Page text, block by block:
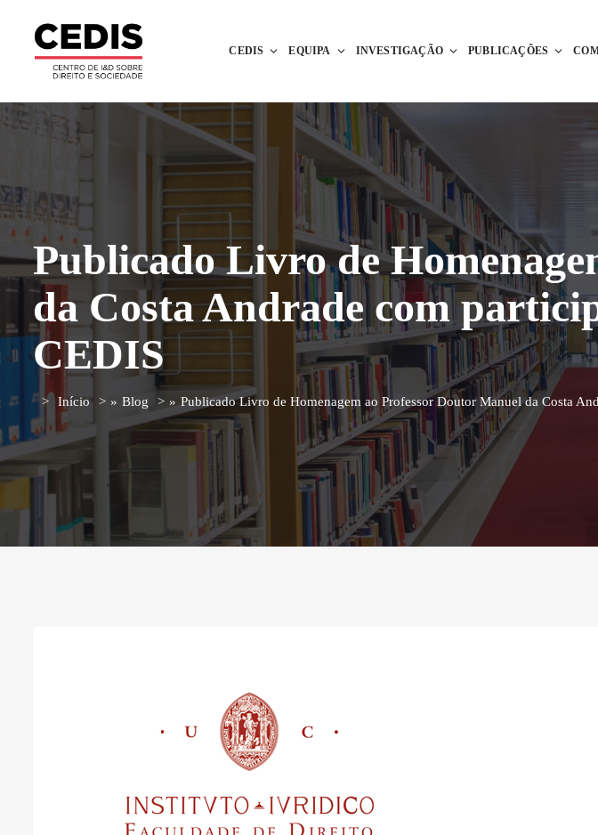
CEDIS EQUIPA INVESTIGAÇÃO PUBLICAÇÕES
Publicado Livro de
da Costa Andrade com
CEDIS
Início » Blog » Publicado Livro de Homenagem ao Professor Doutor Manuel da Costa